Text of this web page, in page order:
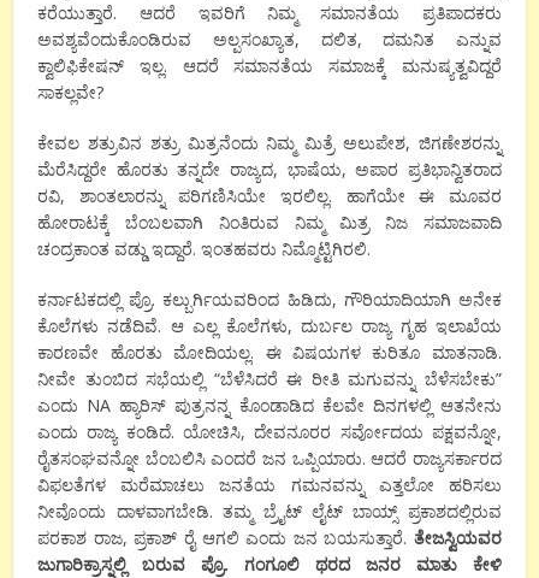
ಕರೆಯುತ್ತಾರೆ. ಆದರೆ ಇವರಿಗೆ ನಿಮ್ಮ ಸಮಾನತೆಯ ಪ್ರತಿಪಾದಕರು
ಅವಶ್ಯವೆಂದುಕೊಂಡಿರುವ ಅಲ್ಪಸಂಖ್ಯಾತ, ದಲಿತ, ದಮನಿತ ಎನ್ನುವ
ಕ್ವಾಲಿಫಿಕೇಷನ್ ಇಲ್ಲ. ಆದರೆ ಸಮಾನತೆಯ ಸಮಾಜಕ್ಕೆ ಮನುಷ್ಯತ್ವವಿದ್ದರೆ
ಸಾಕಲ್ಲವೇ?
ಕೇವಲ ಶತ್ರುವಿನ ಶತ್ರು ಮಿತ್ರನೆಂದು ನಿಮ್ಮ ಮಿತ್ರೆ ಅಲುಪೇಶ, ಜಿಗಣೇಶರನ್ನು
ಮೆರೆಸಿದ್ದರೇ ಹೊರತು ತನ್ನದೇ ರಾಜ್ಯದ, ಭಾಷೆಯ, ಅಪಾರ ಪ್ರತಿಭಾನ್ವಿತರಾದ
ರವಿ, ಶಾಂತಲಾರನ್ನು ಪರಿಗಣಿಸಿಯೇ ಇರಲಿಲ್ಲ. ಹಾಗೆಯೇ ಈ ಮೂವರ
ಹೋರಾಟಕ್ಕೆ ಬೆಂಬಲವಾಗಿ ನಿಂತಿರುವ ನಿಮ್ಮ ಮಿತ್ರ ನಿಜ ಸಮಾಜವಾದಿ
ಚಂದ್ರಕಾಂತ ವಡ್ಡು ಇದ್ದಾರೆ. ಇಂತಹವರು ನಿಮ್ಮೊಟ್ಟಿಗಿರಲಿ.
ಕರ್ನಾಟಕದಲ್ಲಿ ಪ್ರೊ. ಕಲ್ಬುರ್ಗಿಯವರಿಂದ ಹಿಡಿದು, ಗೌರಿಯಾದಿಯಾಗಿ ಅನೇಕ
ಕೊಲೆಗಳು ನಡೆದಿವೆ. ಆ ಎಲ್ಲ ಕೊಲೆಗಳು, ದುರ್ಬಲ ರಾಜ್ಯ ಗೃಹ ಇಲಾಖೆಯ
ಕಾರಣವೇ ಹೊರತು ಮೋದಿಯಲ್ಲ. ಈ ವಿಷಯಗಳ ಕುರಿತೂ ಮಾತನಾಡಿ.
ನೀವೇ ತುಂಬಿದ ಸಭೆಯಲ್ಲಿ “ಬೆಳೆಸಿದರೆ ಈ ರೀತಿ ಮಗುವನ್ನು ಬೆಳೆಸಬೇಕು”
ಎಂದು NA ಹ್ಯಾರಿಸ್ ಪುತ್ರನನ್ನ ಕೊಂಡಾಡಿದ ಕೆಲವೇ ದಿನಗಳಲ್ಲಿ ಆತನೇನು
ಎಂದು ರಾಜ್ಯ ಕಂಡಿದೆ. ಯೋಚಿಸಿ, ದೇವನೂರರ ಸರ್ವೋದಯ ಪಕ್ಷವನ್ನೋ,
ರೈತಸಂಘವನ್ನೋ ಬೆಂಬಲಿಸಿ ಎಂದರೆ ಜನ ಒಪ್ಪಿಯಾರು. ಆದರೆ ರಾಜ್ಯಸರ್ಕಾರದ
ವಿಫಲತೆಗಳ ಮರೆಮಾಚಲು ಜನತೆಯ ಗಮನವನ್ನು ಎತ್ತಲೋ ಹರಿಸಲು
ನೀವೊಂದು ದಾಳವಾಗಬೇಡಿ. ತಮ್ಮ ಬ್ರೈಟ್ ಲೈಟ್ ಬಾಯ್ಸ್ ಪ್ರಕಾಶದಲ್ಲಿರುವ
ಪರಕಾಶ ರಾಜ, ಪ್ರಕಾಶ್ ರೈ ಆಗಲಿ ಎಂದು ಜನ ಬಯಸುತ್ತಾರೆ. ತೇಜಸ್ವಿಯವರ
ಜುಗಾರಿಕ್ರಾಸ್ನಲ್ಲಿ ಬರುವ ಪ್ರೊ. ಗಂಗೂಲಿ ಥರದ ಜನರ ಮಾತು ಕೇಳಿ